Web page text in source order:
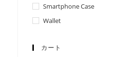
Smartphone Case
Wallet
カート